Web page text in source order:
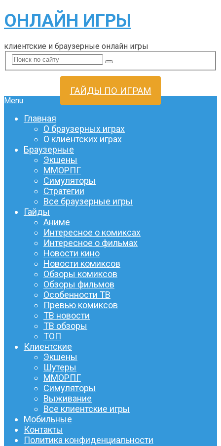
ОНЛАЙН ИГРЫ
клиентские и браузерные онлайн игры
ГАЙДЫ ПО ИГРАМ
Menu
Главная
О браузерных играх
О клиентских играх
Браузерные
Экшены
ММОРПГ
Симуляторы
Стратегии
Все браузерные игры
Гайды
Аниме
Интересное о комиксах
Интересное о фильмах
Новости кино
Новости комиксов
Обзоры комиксов
Обзоры фильмов
Особенности ТВ
Превью комиксов
ТВ новости
ТВ обзоры
ТОП
Клиентские
Экшены
Шутеры
ММОРПГ
Симуляторы
Выживание
Все клиентские игры
Мобильные
Контакты
Политика конфиденциальности